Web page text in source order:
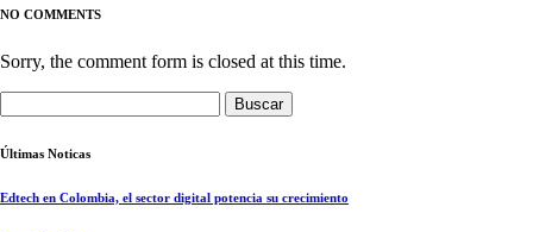
NO COMMENTS
Sorry, the comment form is closed at this time.
Últimas Noticas
Edtech en Colombia, el sector digital potencia su crecimiento